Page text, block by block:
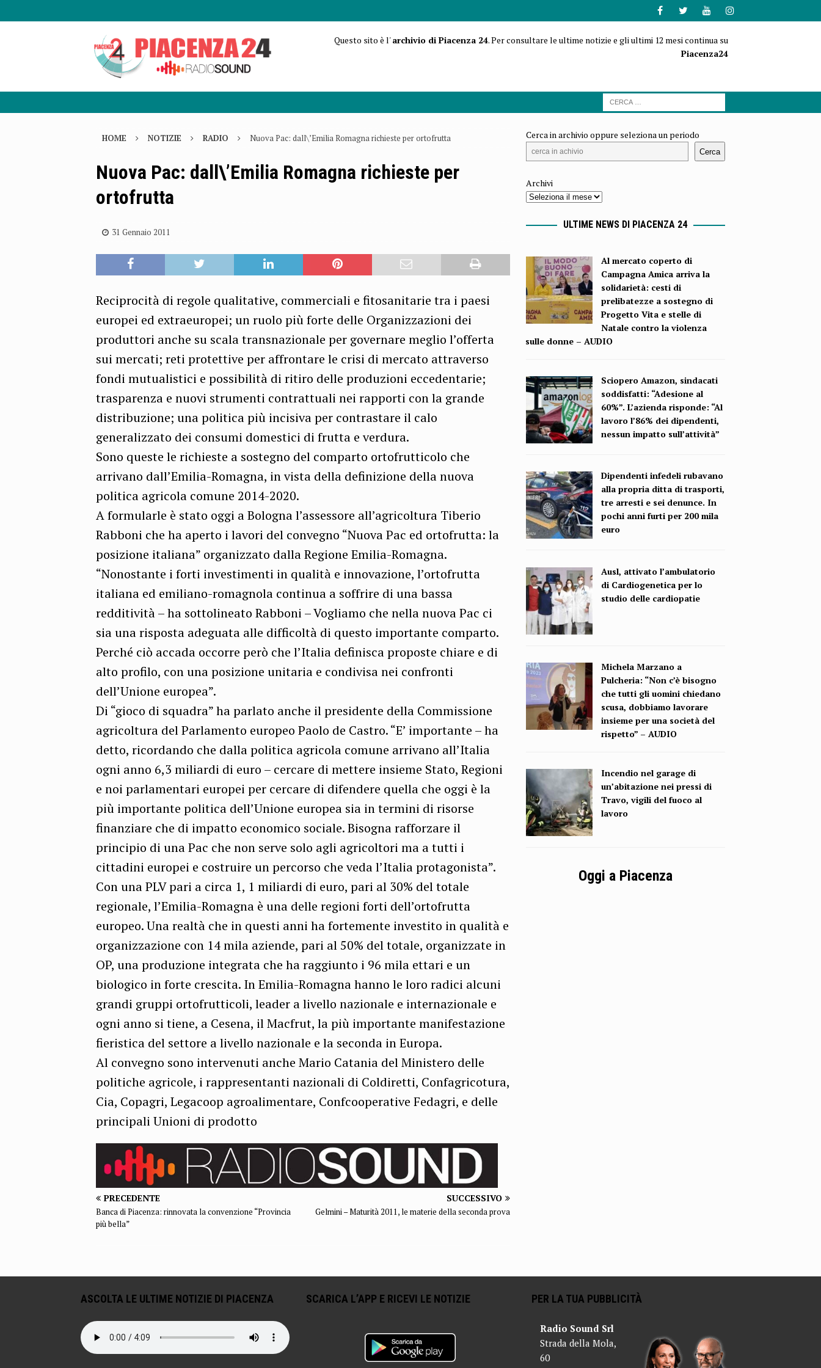
Questo sito è l'archivio di Piacenza 24. Per consultare le ultime notizie e gli ultimi 12 mesi continua su
Piacenza24
HOME NOTIZIE RADIO Nuova Pac: dall\’Emilia Romagna richieste per ortofrutta
Nuova Pac: dall\’Emilia Romagna richieste per
ortofrutta
31 Gennaio 2011
Reciprocità di regole qualitative, commerciali e fitosanitarie tra i paesi
europei ed extraeuropei; un ruolo più forte delle Organizzazioni dei
produttori anche su scala transnazionale per governare meglio l’offerta
sui mercati; reti protettive per affrontare le crisi di mercato attraverso
fondi mutualistici e possibilità di ritiro delle produzioni eccedentarie;
trasparenza e nuovi strumenti contrattuali nei rapporti con la grande
distribuzione; una politica più incisiva per contrastare il calo
generalizzato dei consumi domestici di frutta e verdura.
Sono queste le richieste a sostegno del comparto ortofrutticolo che
arrivano dall’Emilia-Romagna, in vista della definizione della nuova
politica agricola comune 2014-2020.
A formularle è stato oggi a Bologna l’assessore all’agricoltura Tiberio
Rabboni che ha aperto i lavori del convegno “Nuova Pac ed ortofrutta: la
posizione italiana” organizzato dalla Regione Emilia-Romagna.
“Nonostante i forti investimenti in qualità e innovazione, l’ortofrutta
italiana ed emiliano-romagnola continua a soffrire di una bassa
redditività – ha sottolineato Rabboni – Vogliamo che nella nuova Pac ci
sia una risposta adeguata alle difficoltà di questo importante comparto.
Perché ciò accada occorre però che l’Italia definisca proposte chiare e di
alto profilo, con una posizione unitaria e condivisa nei confronti
dell’Unione europea”.
Di “gioco di squadra” ha parlato anche il presidente della Commissione
agricoltura del Parlamento europeo Paolo de Castro. “E’ importante – ha
detto, ricordando che dalla politica agricola comune arrivano all’Italia
ogni anno 6,3 miliardi di euro – cercare di mettere insieme Stato, Regioni
e noi parlamentari europei per cercare di difendere quella che oggi è la
più importante politica dell’Unione europea sia in termini di risorse
finanziare che di impatto economico sociale. Bisogna rafforzare il
principio di una Pac che non serve solo agli agricoltori ma a tutti i
cittadini europei e costruire un percorso che veda l’Italia protagonista”.
Con una PLV pari a circa 1, 1 miliardi di euro, pari al 30% del totale
regionale, l’Emilia-Romagna è una delle regioni forti dell’ortofrutta
europeo. Una realtà che in questi anni ha fortemente investito in qualità e
organizzazione con 14 mila aziende, pari al 50% del totale, organizzate in
OP, una produzione integrata che ha raggiunto i 96 mila ettari e un
biologico in forte crescita. In Emilia-Romagna hanno le loro radici alcuni
grandi gruppi ortofrutticoli, leader a livello nazionale e internazionale e
ogni anno si tiene, a Cesena, il Macfrut, la più importante manifestazione
fieristica del settore a livello nazionale e la seconda in Europa.
Al convegno sono intervenuti anche Mario Catania del Ministero delle
politiche agricole, i rappresentanti nazionali di Coldiretti, Confagricotura,
Cia, Copagri, Legacoop agroalimentare, Confcooperative Fedagri, e delle
principali Unioni di prodotto
PRECEDENTE
Banca di Piacenza: rinnovata la convenzione “Provincia
più bella”
SUCCESSIVO
Gelmini – Maturità 2011, le materie della seconda prova
Cerca in archivio oppure seleziona un periodo
Cerca
Archivi
ULTIME NEWS DI PIACENZA 24
Al mercato coperto di
Campagna Amica arriva la
solidarietà: cesti di
prelibatezze a sostegno di
Progetto Vita e stelle di
Natale contro la violenza
sulle donne – AUDIO
Sciopero Amazon, sindacati
soddisfatti: “Adesione al
60%”. L’azienda risponde: “Al
lavoro l’86% dei dipendenti,
nessun impatto sull’attività”
Dipendenti infedeli rubavano
alla propria ditta di trasporti,
tre arresti e sei denunce. In
pochi anni furti per 200 mila
euro
Ausl, attivato l’ambulatorio
di Cardiogenetica per lo
studio delle cardiopatie
Michela Marzano a
Pulcheria: “Non c’è bisogno
che tutti gli uomini chiedano
scusa, dobbiamo lavorare
insieme per una società del
rispetto” – AUDIO
Incendio nel garage di
un’abitazione nei pressi di
Travo, vigili del fuoco al
lavoro
Oggi a Piacenza
ASCOLTA LE ULTIME NOTIZIE DI PIACENZA SCARICA L’APP E RICEVI LE NOTIZIE PER LA TUA PUBBLICITÀ
Radio Sound Srl
Strada della Mola,
60